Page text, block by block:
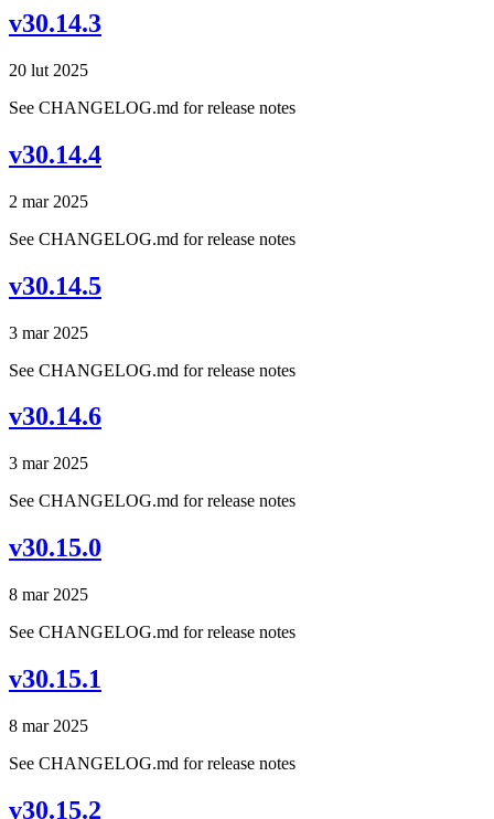
v30.14.3
20 lut 2025
See CHANGELOG.md for release notes
v30.14.4
2 mar 2025
See CHANGELOG.md for release notes
v30.14.5
3 mar 2025
See CHANGELOG.md for release notes
v30.14.6
3 mar 2025
See CHANGELOG.md for release notes
v30.15.0
8 mar 2025
See CHANGELOG.md for release notes
v30.15.1
8 mar 2025
See CHANGELOG.md for release notes
v30.15.2